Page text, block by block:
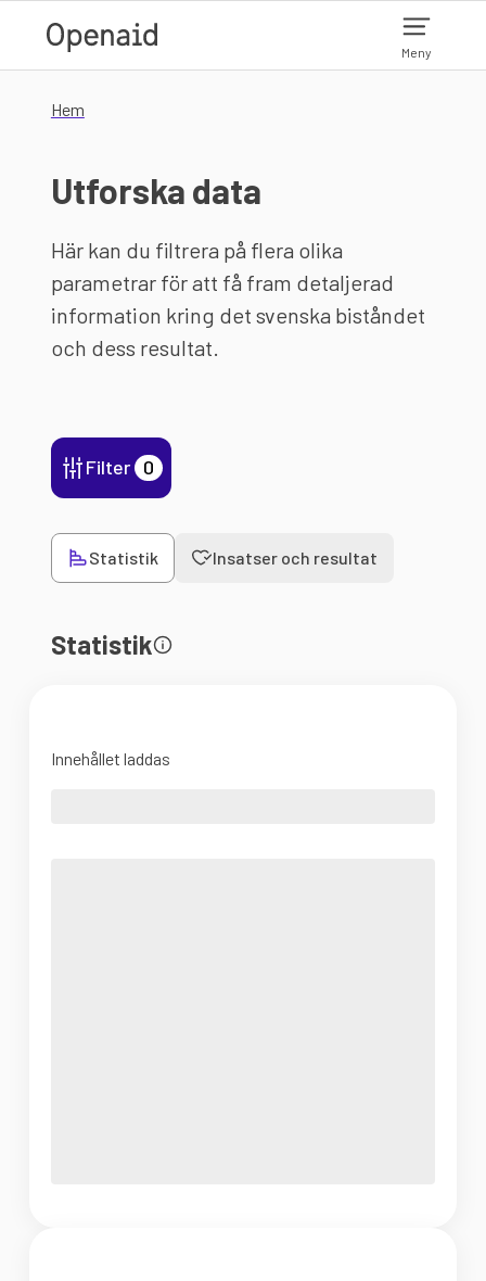
Meny
Hem
Utforska data
Här kan du filtrera på flera olika
parametrar för att få fram detaljerad
information kring det svenska biståndet
och dess resultat.
Filter 0
Statistik Insatser och resultat
Statistik
Innehållet laddas